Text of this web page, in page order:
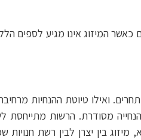
המיזוג אינו מגיע לספים
כלומר מיזוגים בין מתחרים. ואילו
מסודרת. הרשות מתייחסת
בין יצרן לבין רשת חנויות